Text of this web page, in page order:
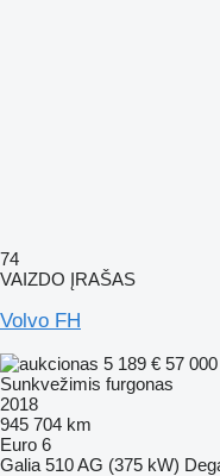
74
VAIZDO ĮRAŠAS
Volvo FH
5 189 € 57
Sunkvežimis furgonas
2018
945 704 km
Euro 6
Galia 510 AG (375 kW)